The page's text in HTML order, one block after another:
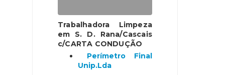
Trabalhadora Limpeza
em S. D. Rana/Cascais
c/CARTA CONDUÇÃO
Perímetro Final
Unip.Lda